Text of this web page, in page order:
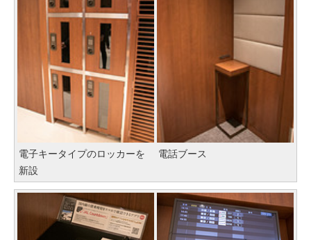
電子キータイプのロッカーを
新設
電話ブース